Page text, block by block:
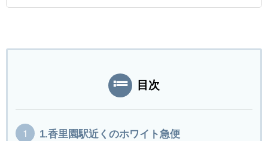
目次
1.香里園駅近くのホワイト急便